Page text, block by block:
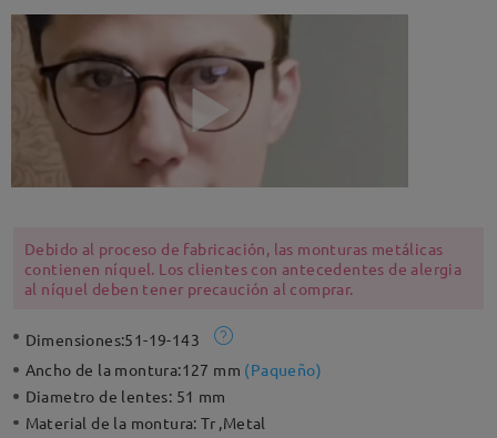
Debido al proceso de fabricación, las monturas metálicas
contienen níquel. Los clientes con antecedentes de alergia
al níquel deben tener precaución al comprar.
Dimensiones:51-19-143
Ancho de la montura:127 mm (Paqueño)
Diametro de lentes: 51 mm
Material de la montura:Tr ,Metal